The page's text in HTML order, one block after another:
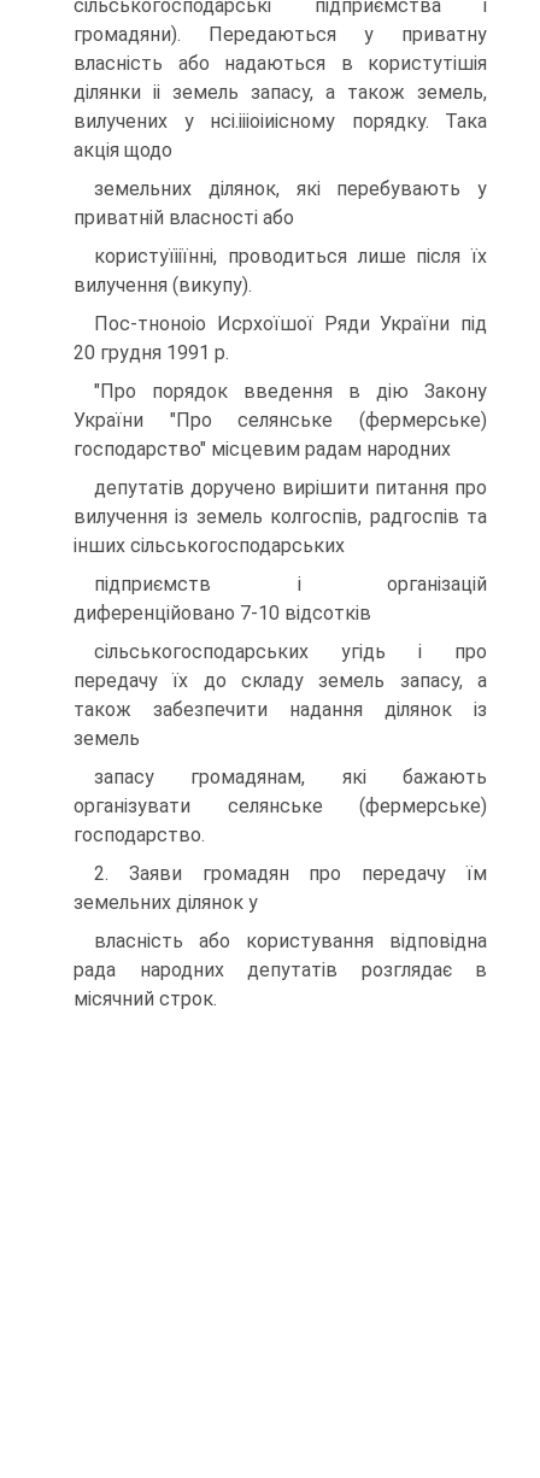
сiльськогосподарськi пiдприємства i
громадяни). Передаються у приватну
власнiсть або надаються в користутiшiя
дiлянки ii земель запасу, а також земель,
вилучених у нсi.iiiоiиiсному порядку. Така
акцiя щодо
земельних дiлянок, якi перебувають у
приватнiй власностi або
користуїiiїннi, проводиться лише пiсля їх
вилучення (викупу).
Пос-тноноiо Исрхоїшої Ряди України пiд
20 грудня 1991 р.
"Про порядок введення в дiю Закону
України "Про селянське (фермерське)
господарство" мiсцевим радам народних
депутатiв доручено вирiшити питання про
вилучення iз земель колгоспiв, радгоспiв та
iнших сiльськогосподарських
пiдприємств i органiзацiй
диференцiйовано 7-10 вiдсоткiв
сiльськогосподарських угiдь i про
передачу їх до складу земель запасу, а
також забезпечити надання дiлянок iз
земель
запасу громадянам, якi бажають
органiзувати селянське (фермерське)
господарство.
2. Заяви громадян про передачу їм
земельних дiлянок у
власнiсть або користування вiдповiдна
рада народних депутатiв розглядає в
мiсячний строк.